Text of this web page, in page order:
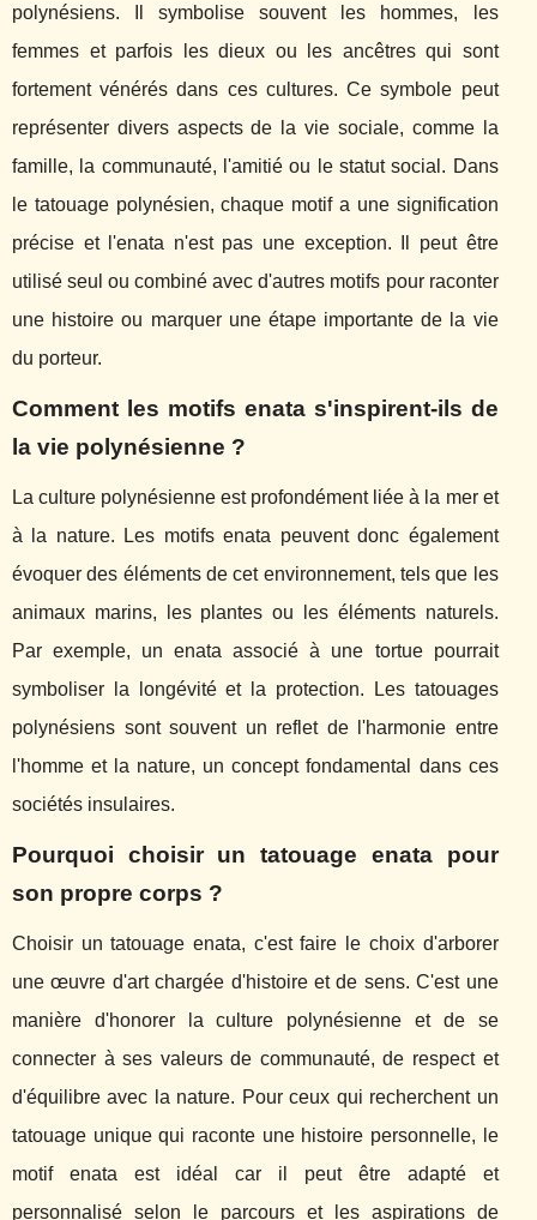
polynésiens. Il symbolise souvent les hommes, les
femmes et parfois les dieux ou les ancêtres qui sont
fortement vénérés dans ces cultures. Ce symbole peut
représenter divers aspects de la vie sociale, comme la
famille, la communauté, l'amitié ou le statut social. Dans
le tatouage polynésien, chaque motif a une signification
précise et l'enata n'est pas une exception. Il peut être
utilisé seul ou combiné avec d'autres motifs pour raconter
une histoire ou marquer une étape importante de la vie
du porteur.
Comment les motifs enata s'inspirent-ils de
la vie polynésienne ?
La culture polynésienne est profondément liée à la mer et
à la nature. Les motifs enata peuvent donc également
évoquer des éléments de cet environnement, tels que les
animaux marins, les plantes ou les éléments naturels.
Par exemple, un enata associé à une tortue pourrait
symboliser la longévité et la protection. Les tatouages
polynésiens sont souvent un reflet de l'harmonie entre
l'homme et la nature, un concept fondamental dans ces
sociétés insulaires.
Pourquoi choisir un tatouage enata pour
son propre corps ?
Choisir un tatouage enata, c'est faire le choix d'arborer
une œuvre d'art chargée d'histoire et de sens. C'est une
manière d'honorer la culture polynésienne et de se
connecter à ses valeurs de communauté, de respect et
d'équilibre avec la nature. Pour ceux qui recherchent un
tatouage unique qui raconte une histoire personnelle, le
motif enata est idéal car il peut être adapté et
personnalisé selon le parcours et les aspirations de